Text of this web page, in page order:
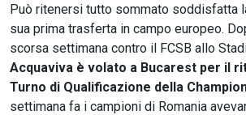
Può ritenersi tutto sommato soddisfatta
sua prima trasferta in campo europeo.
scorsa settimana contro il FCSB allo
Acquaviva è volato a Bucarest per il
Turno di Qualificazione della
settimana fa i campioni di Romania